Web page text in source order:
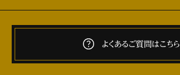
よくあるご質問はこちら